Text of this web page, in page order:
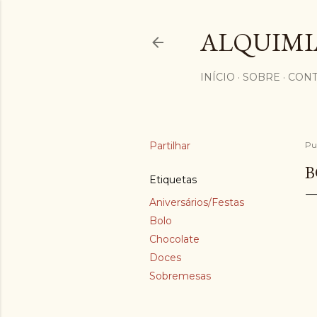
INÍCIO SOBRE
Partilhar
Etiquetas
Aniversários/Festas
Bolo
Chocolate
Doces
Sobremesas